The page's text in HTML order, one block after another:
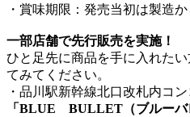
・賞味期限：発売当初は製造
一部店舗で先行販売を実施！
ひと足先に商品を手に入れた
てみてください。
・品川駅新幹線北口改札内コン
「BLUE BULLET（ブルーバ